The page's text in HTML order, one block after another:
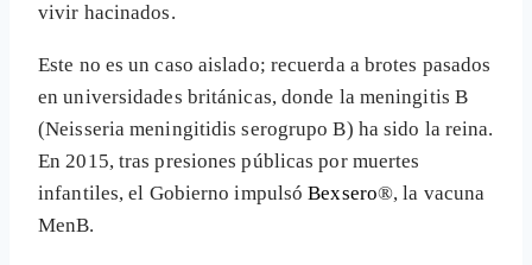
vivir hacinados.
Este no es un caso aislado; recuerda a brotes pasados
en universidades británicas, donde la meningitis B
(Neisseria meningitidis serogrupo B) ha sido la reina.
En 2015, tras presiones públicas por muertes
infantiles, el Gobierno impulsóBexsero®, la vacuna
MenB.